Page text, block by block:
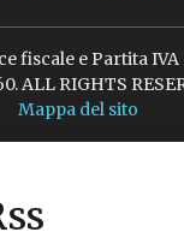
fiscale e Partita
ALL RIGHTS
Mappa del sito